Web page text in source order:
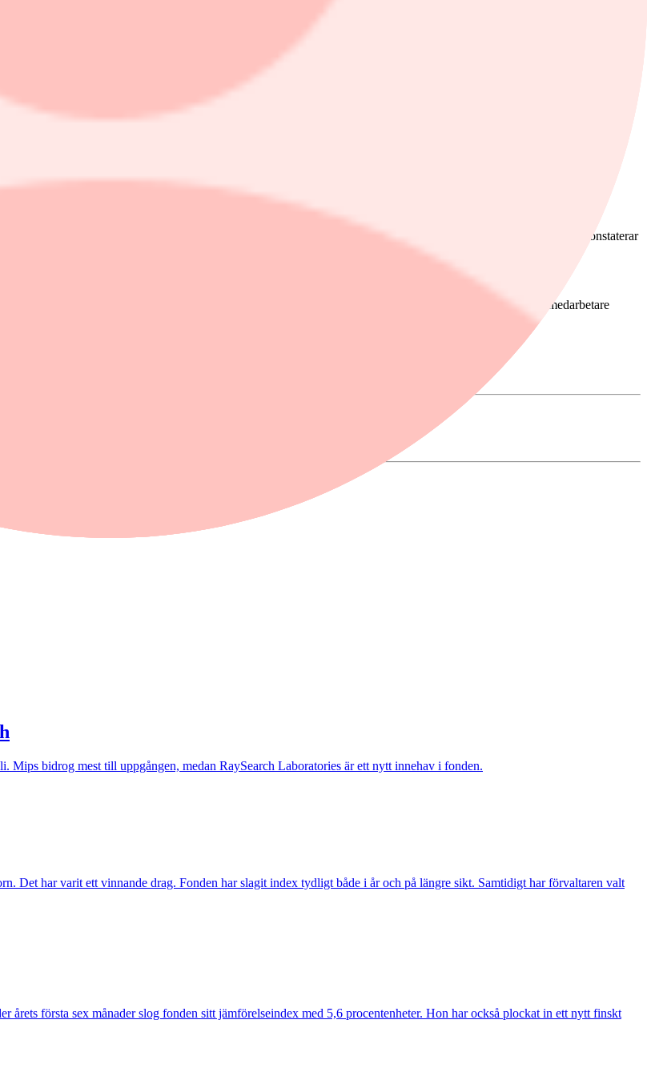
samtidigt som inflationen fortsatt att stiga i stora delar av USA, främst till följd av krigets påverkan på energipriserna.
tolv distrikt.
på onsdagen.
var den främsta drivkraften bakom inflationstrycket, med spridningseffekter på sjöfart, förpackningar, livsmedel och
hushållen noterades i flera distrikt", skriver Fed.
omfattning, men att företagen uttrycker oro över ett försämrat stämningsläge.
tillväxten, samtidigt som den höga osäkerheten och tecken på svagare konsumtion tyngde sentimentet", konstaterar
i flera distrikt, understödda av försvarsrelaterad verksamhet och ökad efterfrågan på datacenter.
Rekryteringen var selektiv och inriktad på nyckelpositioner eller ersättningsrekryteringar när medarbetare
bidrog mest till uppgången, medan RaySearch Laboratories är ett nytt innehav i fonden.
Det har varit ett vinnande drag. Fonden har slagit index tydligt både i år och på längre sikt. Samtidigt har förvaltaren valt
första sex månader slog fonden sitt jämförelseindex med 5,6 procentenheter. Hon har också plockat in ett nytt finskt